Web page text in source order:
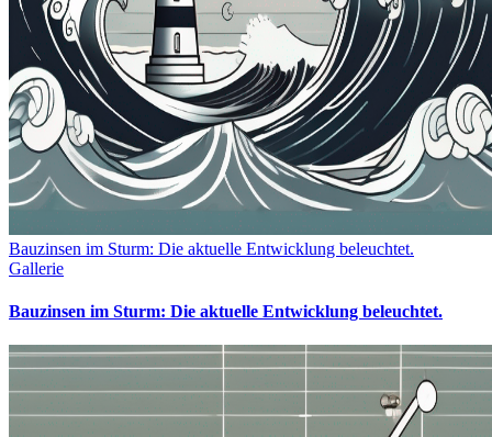
Bauzinsen im Sturm: Die aktuelle Entwicklung beleuchtet.
Gallerie
Bauzinsen im Sturm: Die aktuelle Entwicklung beleuchtet.